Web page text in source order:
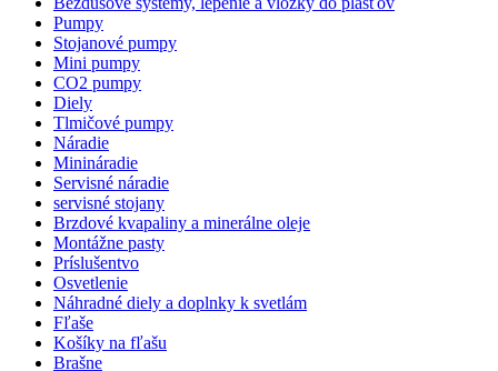
Pumpy
Stojanové pumpy
Mini pumpy
CO2 pumpy
Diely
Tlmičové pumpy
Náradie
Minináradie
Servisné náradie
servisné stojany
Brzdové kvapaliny a minerálne oleje
Montážne pasty
Príslušentvo
Osvetlenie
Náhradné diely a doplnky k svetlám
Fľaše
Košíky na fľašu
Brašne